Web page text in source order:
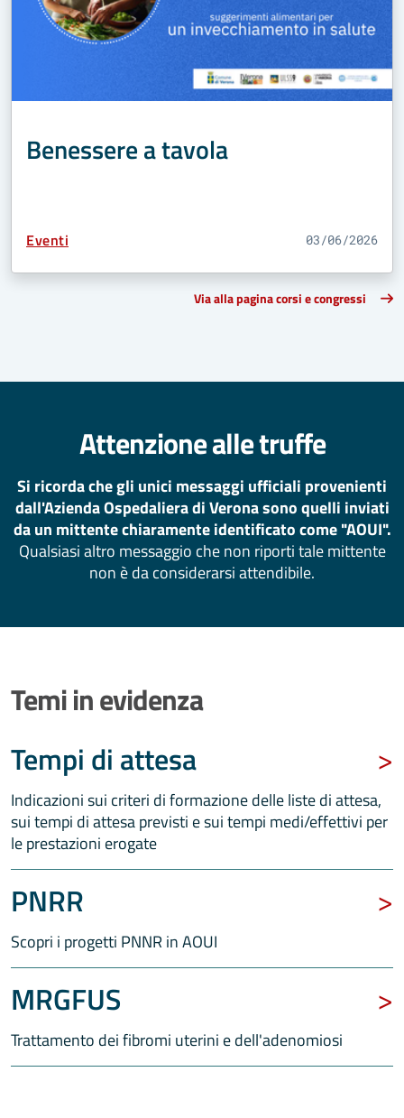
Benessere a tavola
Tipo Contenuto:
Eventi 03/06/2026
Via alla pagina corsi e congressi
Attenzione alle truffe
Si ricorda che gli unici messaggi ufficiali provenienti
dall'Azienda Ospedaliera di Verona sono quelli inviati
da un mittente chiaramente identificato come "AOUI".
Qualsiasi altro messaggio che non riporti tale mittente
non è da considerarsi attendibile.
Temi in evidenza
Tempi di attesa
Indicazioni sui criteri di formazione delle liste di attesa,
sui tempi di attesa previsti e sui tempi medi/effettivi per
le prestazioni erogate
PNRR
Scopri i progetti PNNR in AOUI
MRGFUS
Trattamento dei fibromi uterini e dell'adenomiosi